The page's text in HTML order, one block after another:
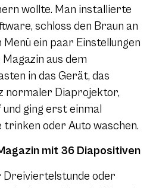
wollte. Man installierte
schloss den Braun an
Menü ein paar Einstellungen
aus dem
in das Gerät, das
normaler Diaprojektor,
ging erst einmal
trinken oder Auto waschen.
mit 36 Diapositiven
Dreiviertelstunde oder